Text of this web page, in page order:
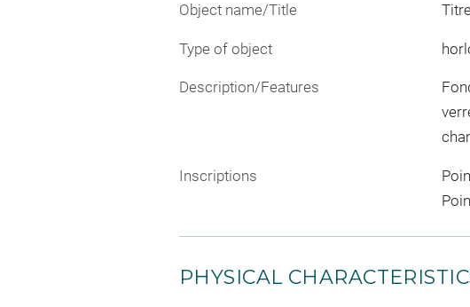
Object name/Title
Type of object
Description/Features
Inscriptions
PHYSICAL